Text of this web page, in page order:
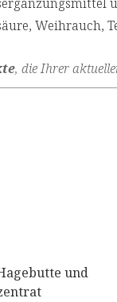
Weihrauch,
, die Ihrer
und